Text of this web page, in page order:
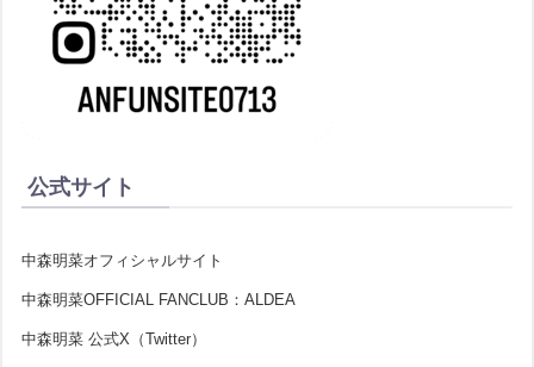
公式サイト
中森明菜オフィシャルサイト
中森明菜OFFICIAL FANCLUB：ALDEA
中森明菜 公式X（Twitter）